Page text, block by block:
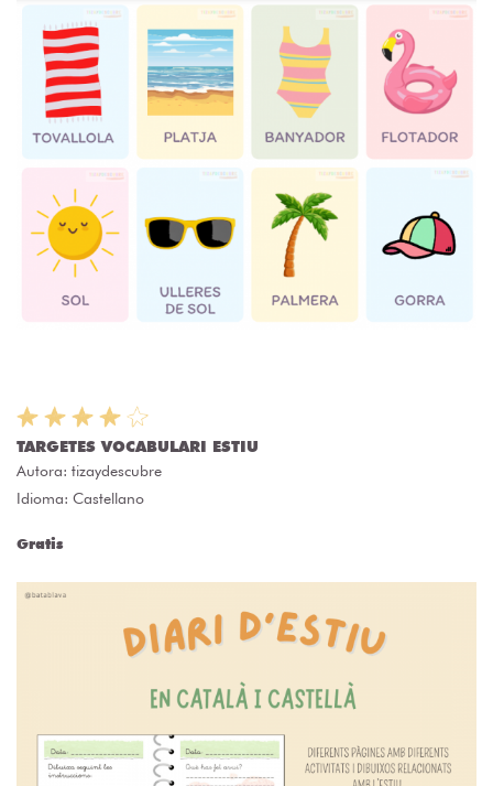
TARGETES VOCABULARI ESTIU
Autora: tizaydescubre
Idioma: Castellano
Gratis